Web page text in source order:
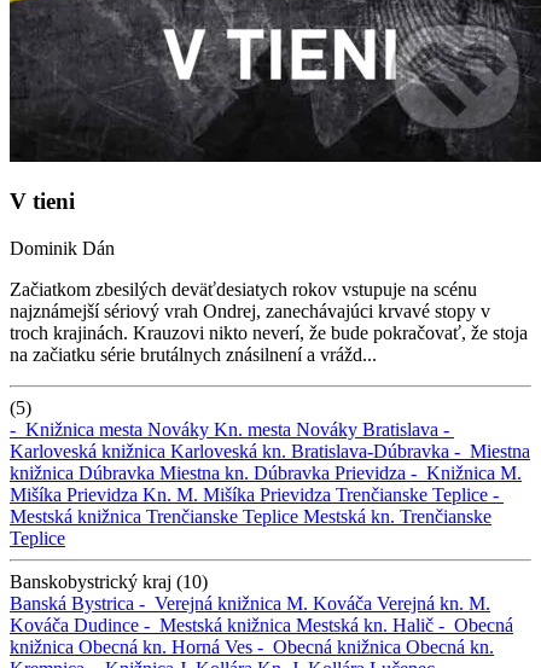
V tieni
Dominik Dán
Začiatkom zbesilých deväťdesiatych rokov vstupuje na scénu
najznámejší sériový vrah Ondrej, zanechávajúci krvavé stopy v
troch krajinách. Krauzovi nikto neverí, že bude pokračovať, že stoja
na začiatku série brutálnych znásilnení a vrážd...
(5)
- Knižnica mesta Nováky Kn. mesta Nováky Bratislava -
Karloveská knižnica Karloveská kn. Bratislava-Dúbravka - Miestna
knižnica Dúbravka Miestna kn. Dúbravka Prievidza - Knižnica M.
Mišíka Prievidza Kn. M. Mišíka Prievidza Trenčianske Teplice -
Mestská knižnica Trenčianske Teplice Mestská kn. Trenčianske
Teplice
Banskobystrický kraj (10)
Banská Bystrica - Verejná knižnica M. Kováča Verejná kn. M.
Kováča Dudince - Mestská knižnica Mestská kn. Halič - Obecná
knižnica Obecná kn. Horná Ves - Obecná knižnica Obecná kn.